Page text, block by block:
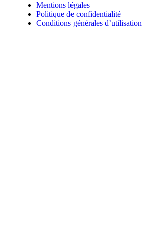
Mentions légales
Politique de confidentialité
Conditions générales d’utilisation